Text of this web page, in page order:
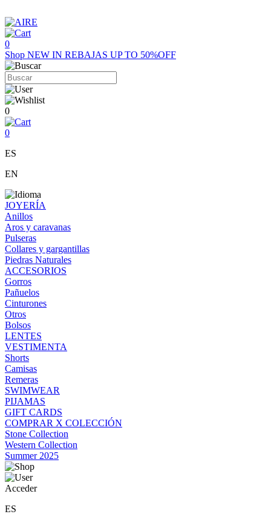
0
Shop NEW IN REBAJAS UP TO 50%OFF
0
0
ES
EN
JOYERÍA
Anillos
Aros y caravanas
Pulseras
Collares y gargantillas
Piedras Naturales
ACCESORIOS
Gorros
Pañuelos
Cinturones
Otros
Bolsos
LENTES
VESTIMENTA
Shorts
Camisas
Remeras
SWIMWEAR
PIJAMAS
GIFT CARDS
COMPRAR X COLECCIÓN
Stone Collection
Western Collection
Summer 2025
Acceder
ES